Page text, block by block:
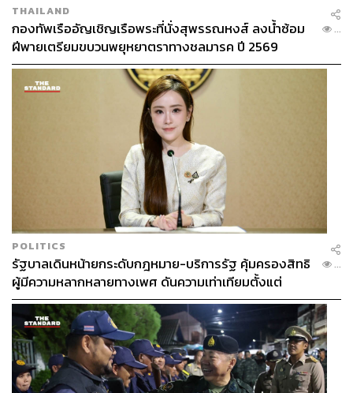
THAILAND
กองทัพเรืออัญเชิญเรือพระที่นั่งสุพรรณหงส์ ลงน้ำซ้อม
ฝีพายเตรียมขบวนพยุหยาตราทางชลมารค ปี 2569
...
POLITICS
รัฐบาลเดินหน้ายกระดับกฎหมาย-บริการรัฐ คุ้มครองสิทธิ
ผู้มีความหลากหลายทางเพศ ดันความเท่าเทียมตั้งแต่
หลักสูตรในห้องเรียนถึงที่ทำงาน
...